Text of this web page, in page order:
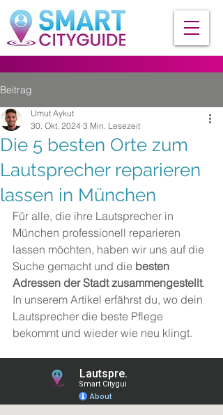
Beitrag
Die 5 besten Orte zum
Lautsprecher reparieren
lassen in München
Umut Aykut
30. Okt. 2024 3 Min. Lesezeit
Für alle, die ihre Lautsprecher in
München professionell reparieren
lassen möchten, haben wir uns auf die
Suche gemacht und die besten
Adressen der Stadt zusammengestellt.
In unserem Artikel erfährst du, wo dein
Lautsprecher die beste Pflege
bekommt und wieder wie neu klingt.